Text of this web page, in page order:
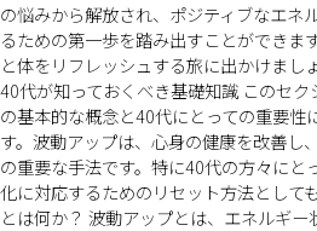
の悩みから解放され、ポジティブなエネ
るための第一歩を踏み出すことができま
と体をリフレッシュする旅に出かけまし
40代が知っておくべき基礎知識 このセ
の基本的な概念と40代にとっての重要性
す。波動アップは、心身の健康を改善し
の重要な手法です。特に40代の方々にと
化に対応するためのリセット方法として
とは何か？ 波動アップとは、エネルギ